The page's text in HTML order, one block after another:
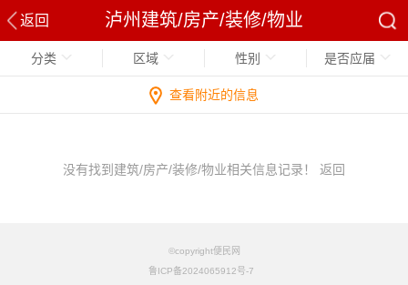
返回 泸州建筑/房产/装修/物业
分类 区域 性别 是否应届
查看附近的信息
没有找到建筑/房产/装修/物业相关信息记录！ 返回
©copyright便民网
鲁ICP备2024065912号-7